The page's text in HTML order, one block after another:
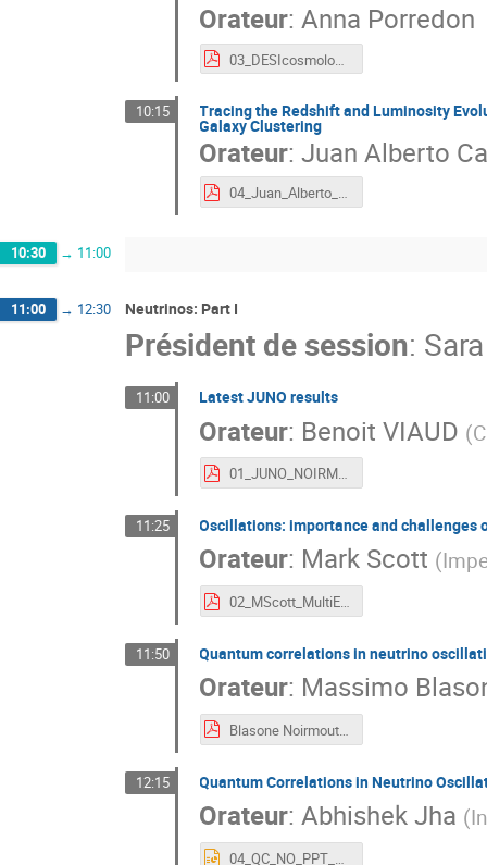
Orateur:Anna Porredon
03_DESIcosmology_Anna_Porredon.pdf
10:15 Tracing the Redshift and Luminosity
Galaxy Clustering
Orateur:Juan Alberto
04_Juan_Alberto_Cano_slides.pdf
10:30 → 11:00
11:00 → 12:30 Neutrinos: Part I
Président de session:
11:00 Latest JUNO results
Orateur: Benoit VIAUD (
01_JUNO_NOIRMOUTIER_VIAUD.pdf
11:25 Oscillations: importance and
Orateur: Mark Scott (
02_MScott_MultiExperiment_Noirmoutier.pdf
11:50 Quantum correlations in neutrino
Orateur: Massimo
Blasone Noirmoutier 26.pdf
12:15 Quantum Correlations in Neutrino
Orateur:Abhishek Jha (
04_QC_NO_PPT_AKJ_France.pptx